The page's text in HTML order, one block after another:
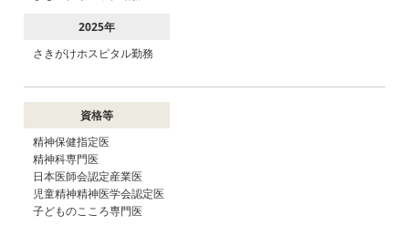
2025年
さきがけホスピタル勤務
資格等
精神保健指定医
精神科専門医
日本医師会認定産業医
児童精神精神医学会認定医
子どものこころ専門医